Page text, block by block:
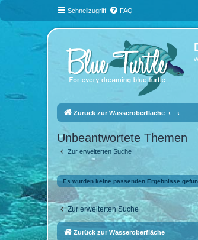
Schnellzugriff FAQ
Zurück zur Wasseroberfläche
Unbeantwortete Themen
Zur erweiterten Suche
Es wurden keine passenden Ergebnisse
Zur erweiterten Suche
Zurück zur Wasseroberfläche